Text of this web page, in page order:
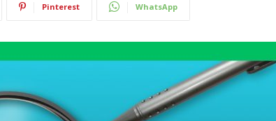
Pinterest WhatsApp